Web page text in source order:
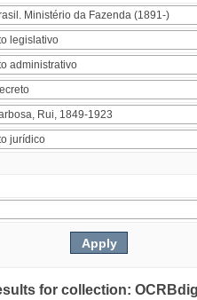
for collection: